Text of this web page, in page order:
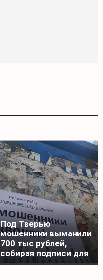
Под Тверью
мошенники выманили
700 тыс рублей,
собирая подписи для
награды бойца